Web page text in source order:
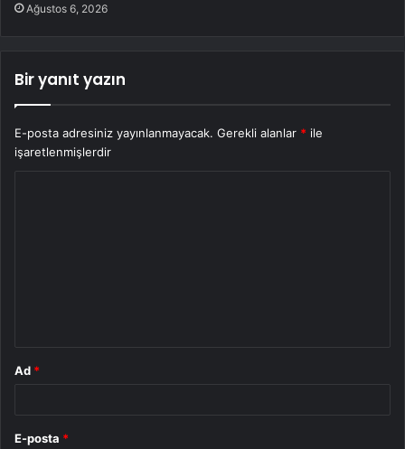
Ağustos 6, 2026
Bir yanıt yazın
E-posta adresiniz yayınlanmayacak. Gerekli alanlar * ile
işaretlenmişlerdir
Ad *
E-posta *